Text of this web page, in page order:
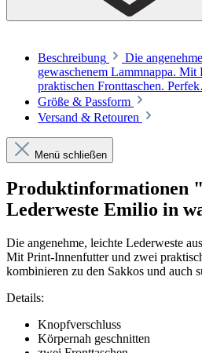
Beschreibung
Die
gewaschenem Lammnappa.
praktischen Fronttaschen.
Größe & Passform
Versand & Retouren
Menü schließen
Produktinformationen
Lederweste Emilio in
Die angenehme, leichte Lederweste
Mit Print-Innenfutter und zwei
kombinieren zu den Sakkos und auch
Details:
Knopfverschluss
Körpernah geschnitten